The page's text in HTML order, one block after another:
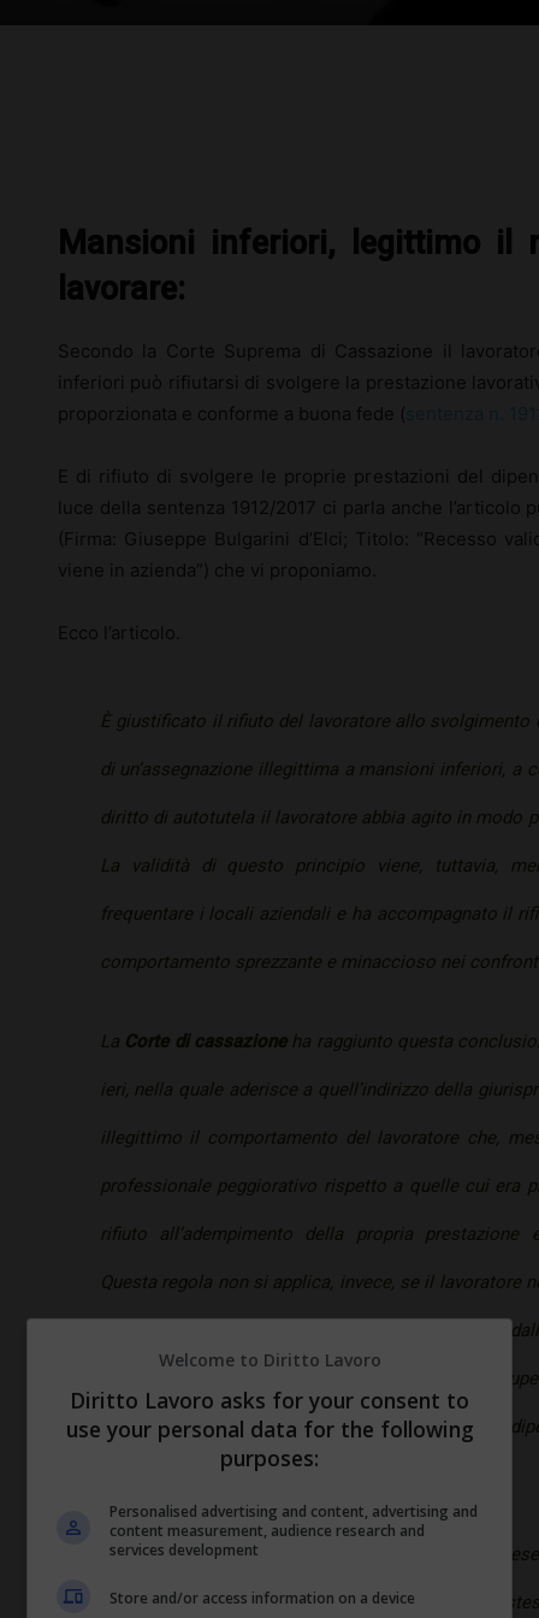
Mansioni inferiori, legittimo il
lavorare:
Secondo la Corte Suprema di Cassazione il
inferiori può rifiutarsi di svolgere la prestazione
proporzionata e conforme a buona fede (
E di rifiuto di svolgere le proprie prestazioni del
luce della sentenza 1912/2017 ci parla anche l’articolo
(Firma: Giuseppe Bulgarini d’Elci; Titolo: “Recesso
viene in azienda”) che vi proponiamo.
Ecco l’articolo.
È giustificato il rifiuto del lavoratore allo svolgimento
di un’assegnazione illegittima a mansioni inferiori, a
diritto di autotutela il lavoratore abbia agito in modo
La validità di questo principio viene, tuttavia,
frequentare i locali aziendali e ha accompagnato il
comportamento sprezzante e minaccioso nei
La Corte di cassazioneha raggiunto questa
ieri, nella quale aderisce a quell’indirizzo della
illegittimo il comportamento del lavoratore che,
professionale peggiorativo rispetto a quelle cui era
rifiuto all’adempimento della propria prestazione
Questa regola non si applica, invece, se il lavoratore
nuove mansioni, ma ha fatto seguire tale iniziativa
di frasi sprezzanti e minacciose nei confronti dei
Corte, è da convalidare il licenziamento irrogato al
i nuovi compiti.
La Cassazione aggiunge che il lavoratore, se si
all’eccezione di inadempimento e resta, per ciò
Welcome to Diritto Lavoro
Diritto Lavoro asks for your consent to
use your personal data for the following
purposes:
Personalised advertising and content, advertising and
content measurement, audience research and
services development
Store and/or access information on a device